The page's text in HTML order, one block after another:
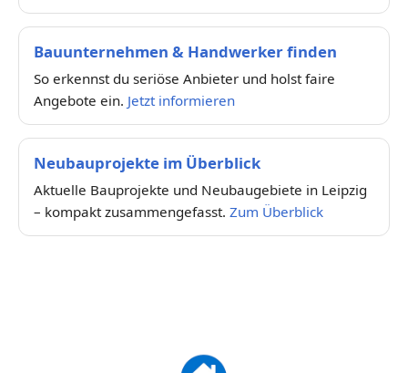
Bauunternehmen & Handwerker finden
So erkennst du seriöse Anbieter und holst faire
Angebote ein. Jetzt informieren
Neubauprojekte im Überblick
Aktuelle Bauprojekte und Neubaugebiete in Leipzig
– kompakt zusammengefasst. Zum Überblick